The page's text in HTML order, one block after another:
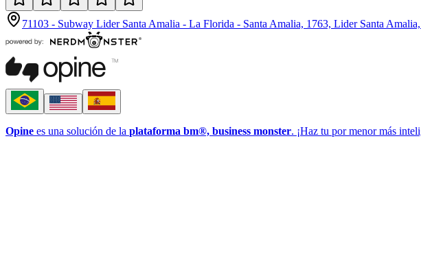
71103 - Subway Lider Santa Amalia - La Florida - Santa Amalia, 1763, Lider Santa
Opine es una solución de la plataforma bm®, business monster. ¡Haz tu por menor más